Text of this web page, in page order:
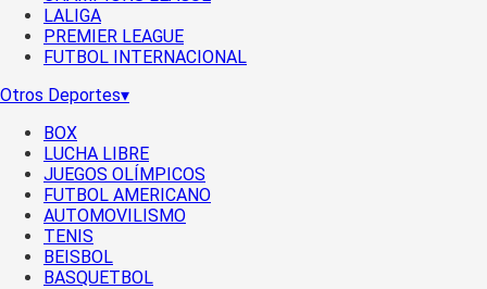
LALIGA
PREMIER LEAGUE
FUTBOL INTERNACIONAL
Otros Deportes▾
BOX
LUCHA LIBRE
JUEGOS OLÍMPICOS
FUTBOL AMERICANO
AUTOMOVILISMO
TENIS
BEISBOL
BASQUETBOL